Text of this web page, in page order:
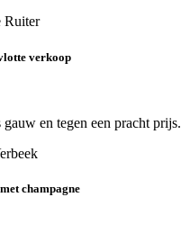
Ruiter
verkoop
en tegen een pracht prijs.
champagne